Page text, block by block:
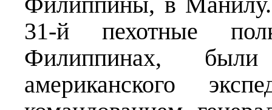
31-й пехотные
Филиппинах,
американского